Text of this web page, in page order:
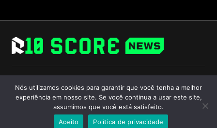
Follow Us
© 2024 R10 Score. All Rights Reserved.
Nós utilizamos cookies para garantir que você tenha a melhor
experiência em nosso site. Se você continua a usar este site,
assumimos que você está satisfeito.
Aceito
Política de privacidade